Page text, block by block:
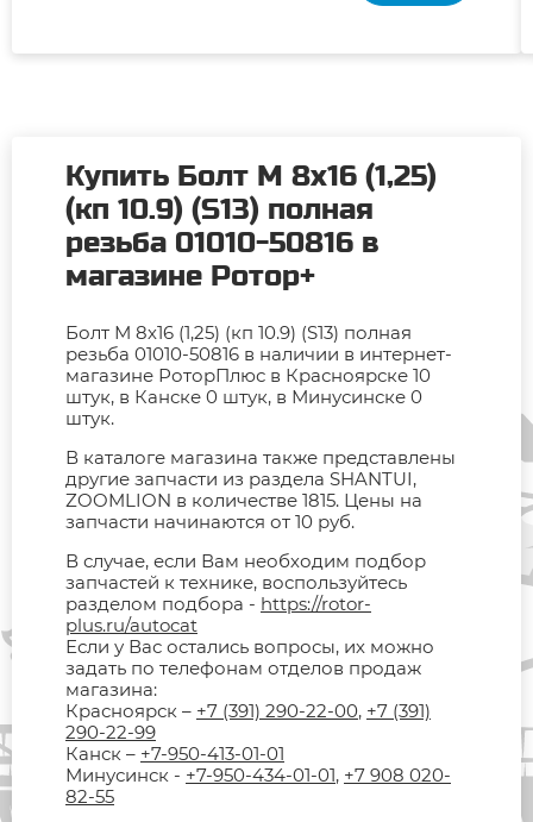
Купить Болт М 8х16 (1,25)
(кп 10.9) (S13) полная
резьба 01010-50816 в
магазине Ротор+
Болт М 8х16 (1,25) (кп 10.9) (S13) полная
резьба 01010-50816 в наличии в интернет-
магазине РоторПлюс в Красноярске 10
штук, в Канске 0 штук, в Минусинске 0
штук.
В каталоге магазина также представлены
другие запчасти из раздела SHANTUI,
ZOOMLION в количестве 1815. Цены на
запчасти начинаются от 10 руб.
В случае, если Вам необходим подбор
запчастей к технике, воспользуйтесь
разделом подбора - https://rotor-
plus.ru/autocat
Если у Вас остались вопросы, их можно
задать по телефонам отделов продаж
магазина:
Красноярск – +7 (391) 290-22-00, +7 (391)
290-22-99
Канск – +7-950-413-01-01
Минусинск - +7-950-434-01-01, +7 908 020-
82-55